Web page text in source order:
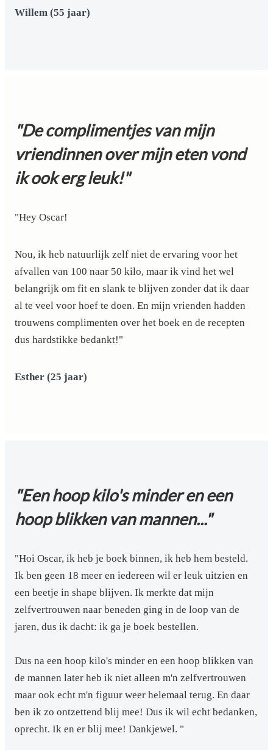
Willem (55 jaar)
"De complimentjes van mijn
vriendinnen over mijn eten vond
ik ook erg leuk!"
"Hey Oscar!
Nou, ik heb natuurlijk zelf niet de ervaring voor het
afvallen van 100 naar 50 kilo, maar ik vind het wel
belangrijk om fit en slank te blijven zonder dat ik daar
al te veel voor hoef te doen. En mijn vrienden hadden
trouwens complimenten over het boek en de recepten
dus hardstikke bedankt!"
Esther (25 jaar)
"Een hoop kilo's minder en een
hoop blikken van mannen..."
"Hoi Oscar, ik heb je boek binnen, ik heb hem besteld.
Ik ben geen 18 meer en iedereen wil er leuk uitzien en
een beetje in shape blijven. Ik merkte dat mijn
zelfvertrouwen naar beneden ging in de loop van de
jaren, dus ik dacht: ik ga je boek bestellen.
Dus na een hoop kilo's minder en een hoop blikken van
de mannen later heb ik niet alleen m'n zelfvertrouwen
maar ook echt m'n figuur weer helemaal terug. En daar
ben ik zo ontzettend blij mee! Dus ik wil echt bedanken,
oprecht. Ik en er blij mee! Dankjewel. "